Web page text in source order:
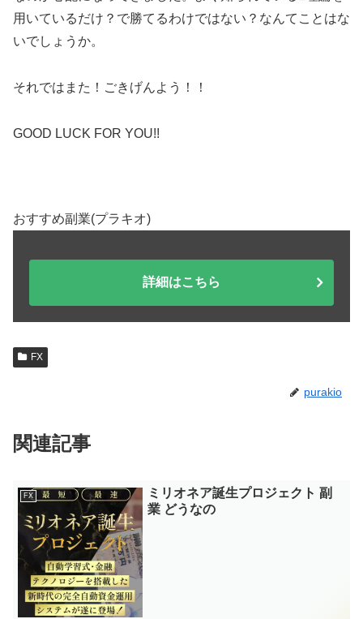
用いているだけ？で勝てるわけではない？なんてことはな
いでしょうか。
それではまた！ごきげんよう！！
GOOD LUCK FOR YOU!!
おすすめ副業(プラキオ)
詳細はこちら
FX
purakio
関連記事
FX
ミリオネア誕生プロジェクト 副
業 どうなの